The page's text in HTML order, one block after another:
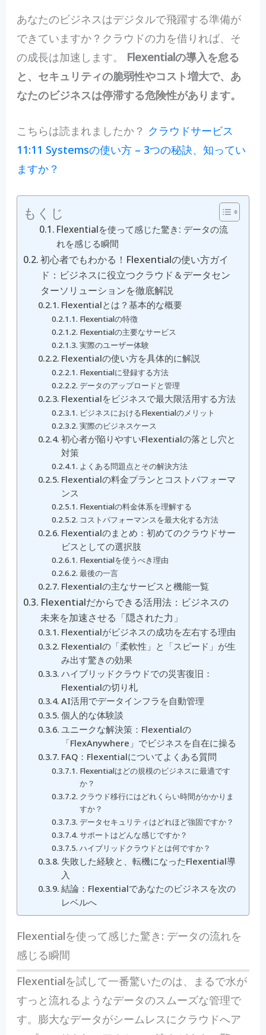
あなたのビジネスはデジタルで飛躍する準備が
できていますか？クラウドの力を借りれば、そ
の成長は加速します。 Flexentialの導入を怠る
と、セキュリティの脆弱性やコスト増大で、あ
なたのビジネスは停滞する危険性があります。
こちらは読まれましたか？ クラウドサービス
11:11 Systemsの使い方 – 3つの秘訣、知ってい
ますか？
もくじ
Flexentialを使って感じた驚き: データの流
れを感じる瞬間
初心者でもわかる！Flexentialの使い方ガイ
ド：ビジネスに役立つクラウド＆データセン
ターソリューションを徹底解説
Flexentialとは？基本的な概要
Flexentialの特徴
Flexentialの主要なサービス
実際のユーザー体験
Flexentialの使い方を具体的に解説
Flexentialに登録する方法
データのアップロードと管理
Flexentialをビジネスで最大限活用する方法
ビジネスにおけるFlexentialのメリット
実際のビジネスケース
初心者が陥りやすいFlexentialの落とし穴と
対策
よくある問題点とその解決方法
Flexentialの料金プランとコストパフォーマ
ンス
Flexentialの料金体系を理解する
コストパフォーマンスを最大化する方法
Flexentialのまとめ：初めてのクラウドサー
ビスとしての選択肢
Flexentialを使うべき理由
最後の一言
Flexentialの主なサービスと機能一覧
Flexentialだからできる活用法：ビジネスの
未来を加速させる「隠された力」
Flexentialがビジネスの成功を左右する理由
Flexentialの「柔軟性」と「スピード」が生
み出す驚きの効果
ハイブリッドクラウドでの災害復旧：
Flexentialの切り札
AI活用でデータインフラを自動管理
個人的な体験談
ユニークな解決策：Flexentialの
「FlexAnywhere」でビジネスを自在に操る
FAQ：Flexentialについてよくある質問
Flexentialはどの規模のビジネスに最適です
か？
クラウド移行にはどれくらい時間がかかりま
すか？
データセキュリティはどれほど強固ですか？
サポートはどんな感じですか？
ハイブリッドクラウドとは何ですか？
失敗した経験と、転機になったFlexential導
入
結論：Flexentialであなたのビジネスを次の
レベルへ
Flexentialを使って感じた驚き: データの流れを
感じる瞬間
Flexentialを試して一番驚いたのは、まるで水が
すっと流れるようなデータのスムーズな管理で
す。膨大なデータがシームレスにクラウドへア